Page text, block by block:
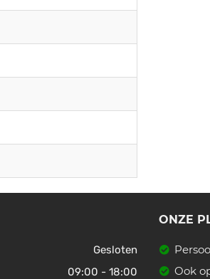
Gesloten
09:00 - 18:00
ONZE
Ook